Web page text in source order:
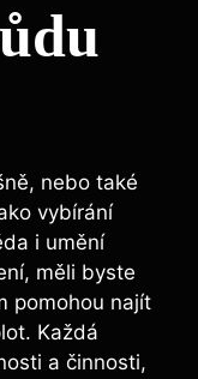
nebo také
vybírání
i umění
měli byste
pomohou najít
Každá
a činnosti,